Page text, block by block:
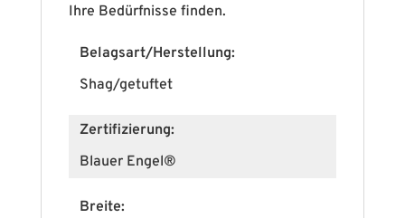
Ihre Bedürfnisse finden.
Belagsart/Herstellung:
Shag/getuftet
Zertifizierung:
Blauer Engel®
Breite: